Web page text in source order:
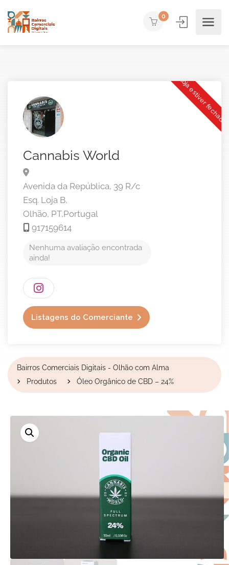
0
Loja estiver fechada
Cannabis World
Avenida da República, 39 R/c
Esq. Loja B,
Olhão, PT,Portugal
917159614
Nenhuma avaliação encontrada
ainda!
Listagens do Comerciante
Bairros Comerciais Digitais - Olhão com Alma
Produtos
Óleo Orgânico de CBD – 24%